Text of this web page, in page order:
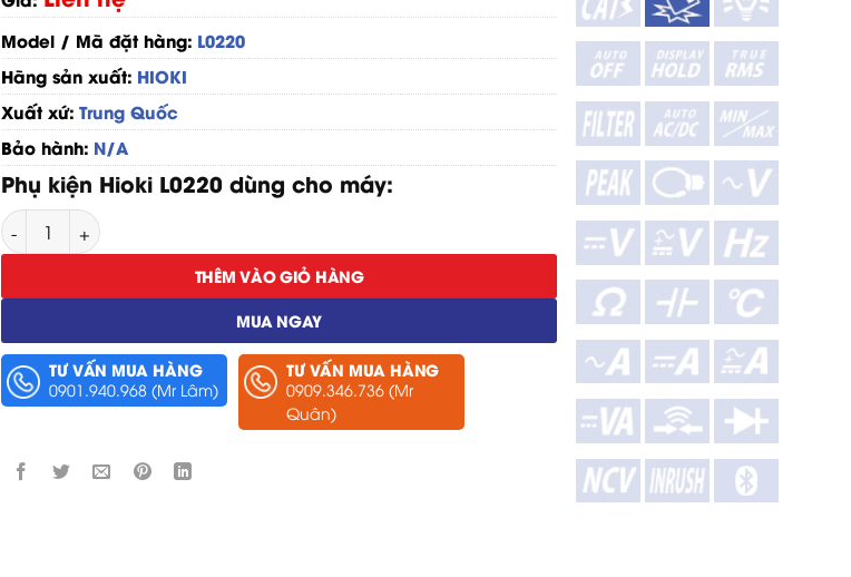
Model / Mã đặt hàng: L0220
Hãng sản xuất: HIOKI
Xuất xứ: Trung Quốc
Bảo hành: N/A
Phụ kiện Hioki L0220 dùng cho máy:
Cáp Nối Dài Hioki L0220 số lượng
THÊM VÀO GIỎ HÀNG
MUA NGAY
TƯ VẤN MUA HÀNG
0901.940.968 (Mr Lâm)
TƯ VẤN MUA HÀNG
0909.346.736 (Mr
Quân)